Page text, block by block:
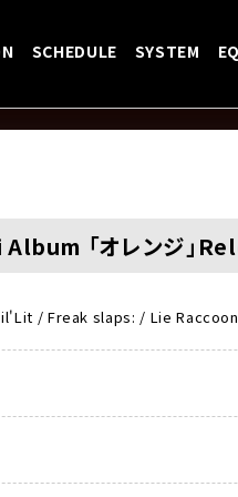
SCHEDULE SYSTEM
「オレンジ」
/ Freak slaps: / Lie Raccoon